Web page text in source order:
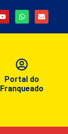
Portal do
Franqueado